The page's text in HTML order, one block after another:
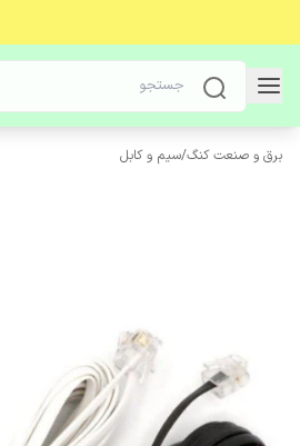
برق و صنعت کنگ/سیم و کابل